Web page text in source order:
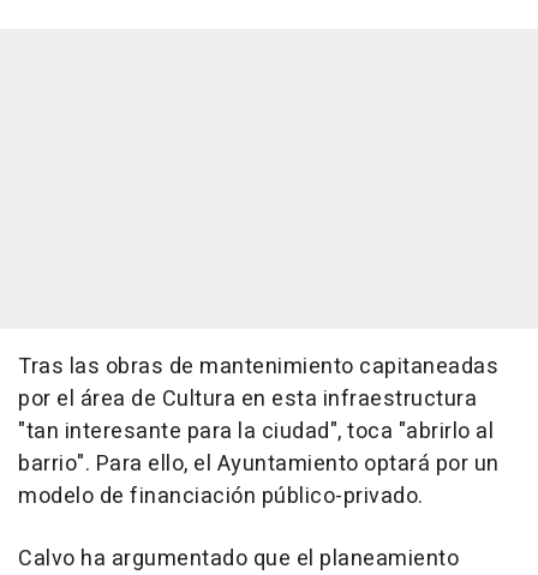
Tras las obras de mantenimiento capitaneadas
por el área de Cultura en esta infraestructura
"tan interesante para la ciudad", toca "abrirlo al
barrio". Para ello, el Ayuntamiento optará por un
modelo de financiación público-privado.
Calvo ha argumentado que el planeamiento